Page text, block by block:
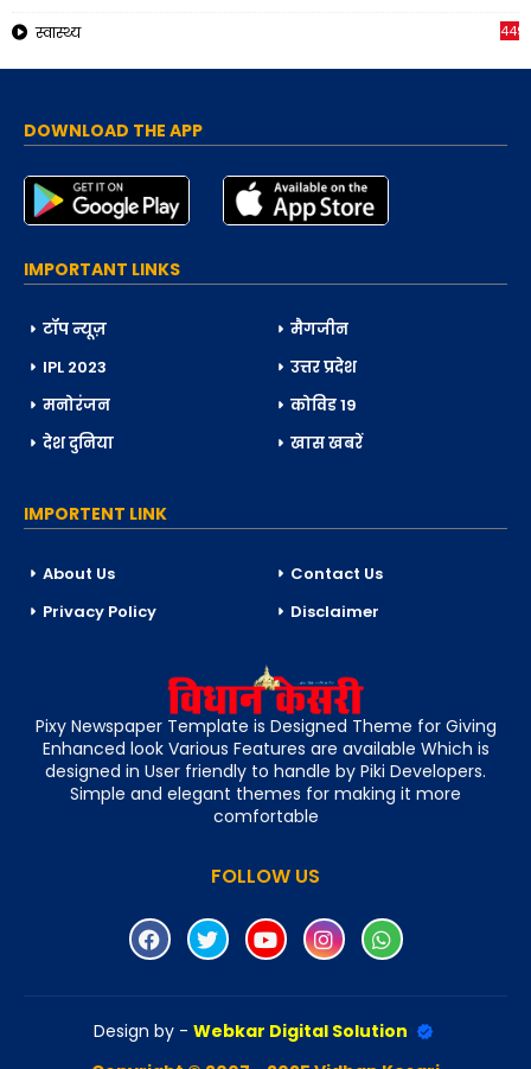
स्वास्थ्य 449
DOWNLOAD THE APP
IMPORTANT LINKS
टॉप न्यूज़
मैगजीन
IPL 2023
उत्तर प्रदेश
मनोरंजन
कोविड 19
देश दुनिया
खास खबरें
IMPORTENT LINK
About Us
Contact Us
Privacy Policy
Disclaimer
Pixy Newspaper Template is Designed Theme for Giving
Enhanced look Various Features are available Which is
designed in User friendly to handle by Piki Developers.
Simple and elegant themes for making it more
comfortable
FOLLOW US
Design by - Webkar Digital Solution